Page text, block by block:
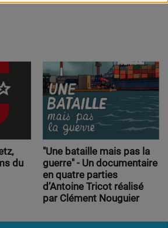
du
"Une bataille mais pas la
guerre" - Un documentaire
en quatre parties
d’Antoine Tricot réalisé
par Clément Nouguier